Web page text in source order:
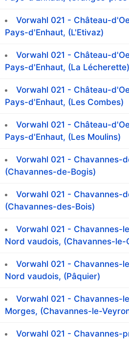
Vorwahl 021 - Château-
Pays-d'Enhaut, (L'Etivaz)
Vorwahl 021 - Château-
Pays-d'Enhaut, (La Lécherette)
Vorwahl 021 - Château-
Pays-d'Enhaut, (Les Combes)
Vorwahl 021 - Château-
Pays-d'Enhaut, (Les Moulins)
Vorwahl 021 - Chavannes-
(Chavannes-de-Bogis)
Vorwahl 021 - Chavannes-
(Chavannes-des-Bois)
Vorwahl 021 - Chavannes-
Nord vaudois, (Chavannes-le-
Vorwahl 021 - Chavannes-
Nord vaudois, (Pâquier)
Vorwahl 021 - Chavannes-
Morges, (Chavannes-le-
Vorwahl 021 - Chavannes-